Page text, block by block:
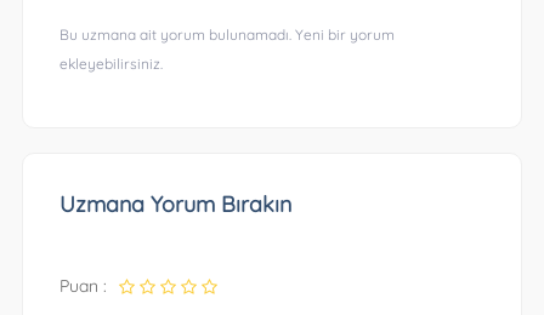
Bu uzmana ait yorum bulunamadı. Yeni bir yorum
ekleyebilirsiniz.
Uzmana Yorum Bırakın
Puan :